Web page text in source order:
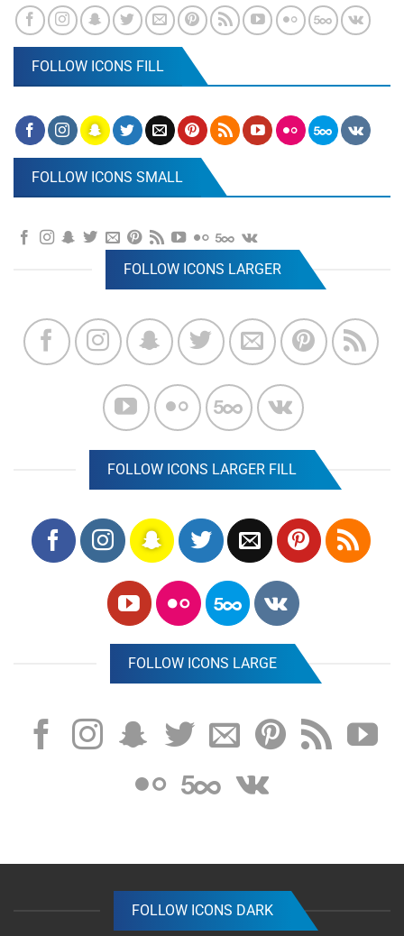
FOLLOW ICONS FILL
FOLLOW ICONS SMALL
FOLLOW ICONS LARGER
FOLLOW ICONS LARGER FILL
FOLLOW ICONS LARGE
FOLLOW ICONS DARK